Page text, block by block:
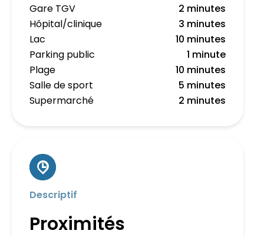
Gare TGV
2 minutes
Hôpital/clinique
3 minutes
Lac
10 minutes
Parking public
1 minute
Plage
10 minutes
Salle de sport
5 minutes
Supermarché
2 minutes
Descriptif
Proximités